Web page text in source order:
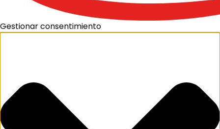
Gestionar consentimiento